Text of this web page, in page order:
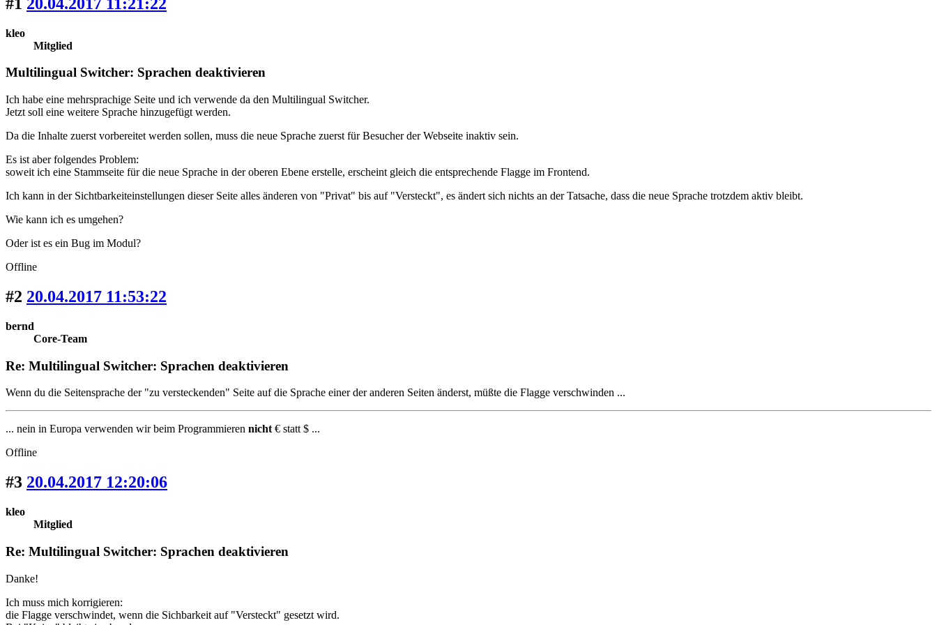
kleo
Mitglied
Multilingual Switcher: Sprachen deaktivieren
Ich habe eine mehrsprachige Seite und ich verwende da den Multilingual Switcher.
Jetzt soll eine weitere Sprache hinzugefügt werden.
Da die Inhalte zuerst vorbereitet werden sollen, muss die neue Sprache zuerst für Besucher der Webseite inaktiv sein.
Es ist aber folgendes Problem:
soweit ich eine Stammseite für die neue Sprache in der oberen Ebene erstelle, erscheint gleich die entsprechende Flagge im Frontend.
Ich kann in der Sichtbarkeiteinstellungen dieser Seite alles änderen von "Privat" bis auf "Versteckt", es ändert sich nichts an der Tatsache, dass die neue Sprache trotzdem aktiv bleibt.
Wie kann ich es umgehen?
Oder ist es ein Bug im Modul?
Offline
#2 20.04.2017 11:53:22
bernd
Core-Team
Re: Multilingual Switcher: Sprachen deaktivieren
Wenn du die Seitensprache der "zu versteckenden" Seite auf die Sprache einer der anderen Seiten änderst, müßte die Flagge verschwinden ...
... nein in Europa verwenden wir beim Programmieren nicht € statt $ ...
Offline
#3 20.04.2017 12:20:06
kleo
Mitglied
Re: Multilingual Switcher: Sprachen deaktivieren
Danke!
Ich muss mich korrigieren:
die Flagge verschwindet, wenn die Sichbarkeit auf "Versteckt" gesetzt wird.